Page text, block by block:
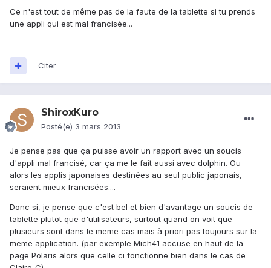
Ce n'est tout de même pas de la faute de la tablette si tu prends
une appli qui est mal francisée...
Citer
ShiroxKuro
Posté(e) 3 mars 2013
Je pense pas que ça puisse avoir un rapport avec un soucis
d'appli mal francisé, car ça me le fait aussi avec dolphin. Ou
alors les applis japonaises destinées au seul public japonais,
seraient mieux francisées....
Donc si, je pense que c'est bel et bien d'avantage un soucis de
tablette plutot que d'utilisateurs, surtout quand on voit que
plusieurs sont dans le meme cas mais à priori pas toujours sur la
meme application. (par exemple Mich41 accuse en haut de la
page Polaris alors que celle ci fonctionne bien dans le cas de